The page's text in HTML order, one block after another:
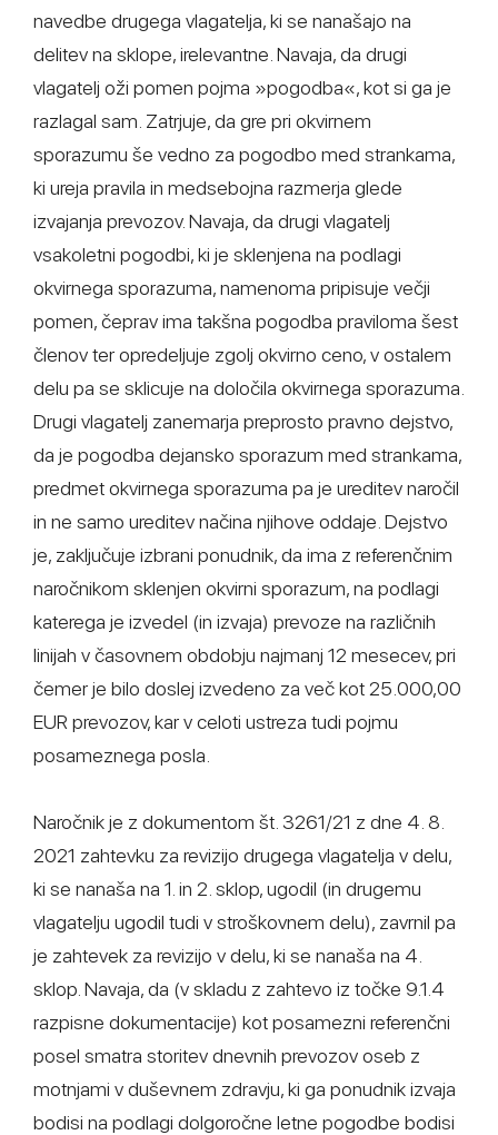
navedbe drugega vlagatelja, ki se nanašajo na
delitev na sklope, irelevantne. Navaja, da drugi
vlagatelj oži pomen pojma »pogodba«, kot si ga je
razlagal sam. Zatrjuje, da gre pri okvirnem
sporazumu še vedno za pogodbo med strankama,
ki ureja pravila in medsebojna razmerja glede
izvajanja prevozov. Navaja, da drugi vlagatelj
vsakoletni pogodbi, ki je sklenjena na podlagi
okvirnega sporazuma, namenoma pripisuje večji
pomen, čeprav ima takšna pogodba praviloma šest
členov ter opredeljuje zgolj okvirno ceno, v ostalem
delu pa se sklicuje na določila okvirnega sporazuma.
Drugi vlagatelj zanemarja preprosto pravno dejstvo,
da je pogodba dejansko sporazum med strankama,
predmet okvirnega sporazuma pa je ureditev naročil
in ne samo ureditev načina njihove oddaje. Dejstvo
je, zaključuje izbrani ponudnik, da ima z referenčnim
naročnikom sklenjen okvirni sporazum, na podlagi
katerega je izvedel (in izvaja) prevoze na različnih
linijah v časovnem obdobju najmanj 12 mesecev, pri
čemer je bilo doslej izvedeno za več kot 25.000,00
EUR prevozov, kar v celoti ustreza tudi pojmu
posameznega posla.
Naročnik je z dokumentom št. 3261/21 z dne 4. 8.
2021 zahtevku za revizijo drugega vlagatelja v delu,
ki se nanaša na 1. in 2. sklop, ugodil (in drugemu
vlagatelju ugodil tudi v stroškovnem delu), zavrnil pa
je zahtevek za revizijo v delu, ki se nanaša na 4.
sklop. Navaja, da (v skladu z zahtevo iz točke 9.1.4
razpisne dokumentacije) kot posamezni referenčni
posel smatra storitev dnevnih prevozov oseb z
motnjami v duševnem zdravju, ki ga ponudnik izvaja
bodisi na podlagi dolgoročne letne pogodbe bodisi